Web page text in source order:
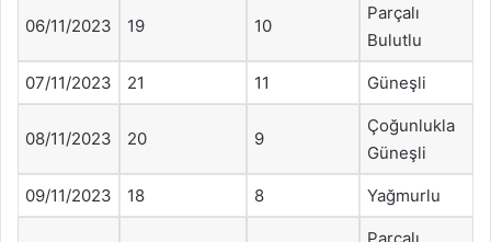
06/11/2023 19 10
Parçalı
Bulutlu
07/11/2023 21 11 Güneşli
08/11/2023 20 9
Çoğunlukla
Güneşli
09/11/2023 18 8 Yağmurlu
Parçalı